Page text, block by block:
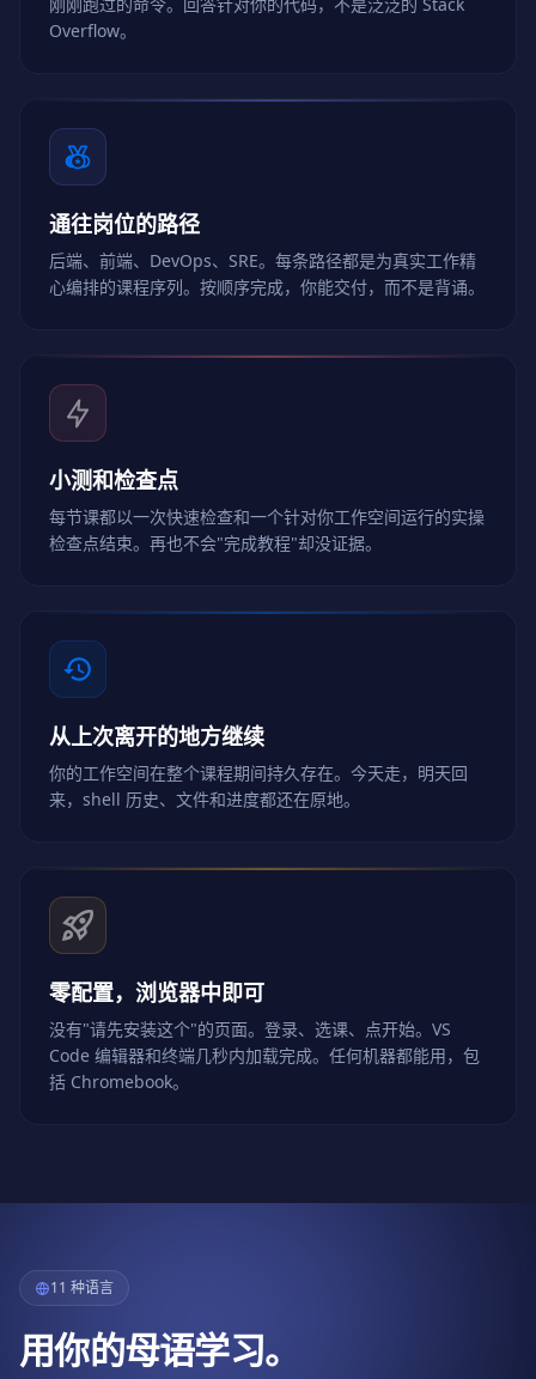
Overflow。
通往岗位的路径
后端、前端、DevOps、SRE。每条路径都是为真实工作精
心编排的课程序列。按顺序完成，你能交付，而不是背诵。
小测和检查点
每节课都以一次快速检查和一个针对你工作空间运行的实操
检查点结束。再也不会"完成教程"却没证据。
从上次离开的地方继续
你的工作空间在整个课程期间持久存在。今天走，明天回
来，shell 历史、文件和进度都还在原地。
零配置，浏览器中即可
没有"请先安装这个"的页面。登录、选课、点开始。VS
Code 编辑器和终端几秒内加载完成。任何机器都能用，包
括 Chromebook。
11 种语言
用你的母语学习。